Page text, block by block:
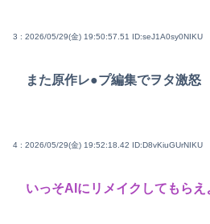
3 : 2026/05/29(金) 19:50:57.51 ID:seJ1A0sy0NIKU
また原作レ●プ編集でヲタ激怒
4 : 2026/05/29(金) 19:52:18.42 ID:D8vKiuGUrNIKU
いっそAIにリメイクしてもらえ